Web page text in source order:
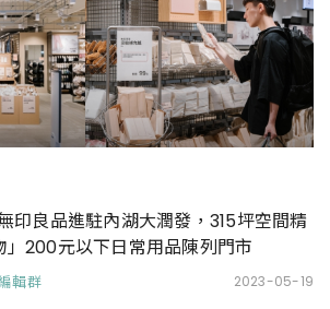
印良品進駐內湖大潤發，315坪空間精
」200元以下日常用品陳列門市
輯群 2023-05-19